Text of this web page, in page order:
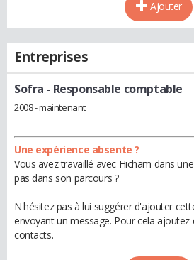
Ajouter
Entreprises
Sofra - Responsable comptable
2008 - maintenant
Une expérience absente ?
Vous avez travaillé avec Hicham dans
pas dans son parcours ?
N'hésitez pas à lui suggérer d'ajouter
envoyant un message. Pour cela
contacts.